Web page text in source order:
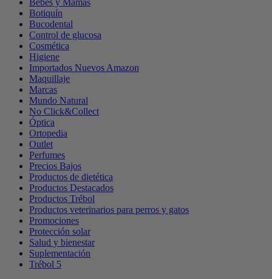
Bebés y Mamás
Botiquín
Bucodental
Control de glucosa
Cosmética
Higiene
Importados Nuevos Amazon
Maquillaje
Marcas
Mundo Natural
No Click&Collect
Óptica
Ortopedia
Outlet
Perfumes
Precios Bajos
Productos de dietética
Productos Destacados
Productos Trébol
Productos veterinarios para perros y gatos
Promociones
Protección solar
Salud y bienestar
Suplementación
Trébol 5